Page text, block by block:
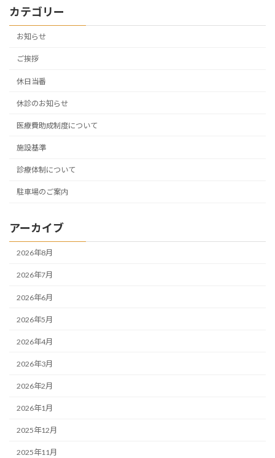
カテゴリー
お知らせ
ご挨拶
休日当番
休診のお知らせ
医療費助成制度について
施設基準
診療体制について
駐車場のご案内
アーカイブ
2026年8月
2026年7月
2026年6月
2026年5月
2026年4月
2026年3月
2026年2月
2026年1月
2025年12月
2025年11月